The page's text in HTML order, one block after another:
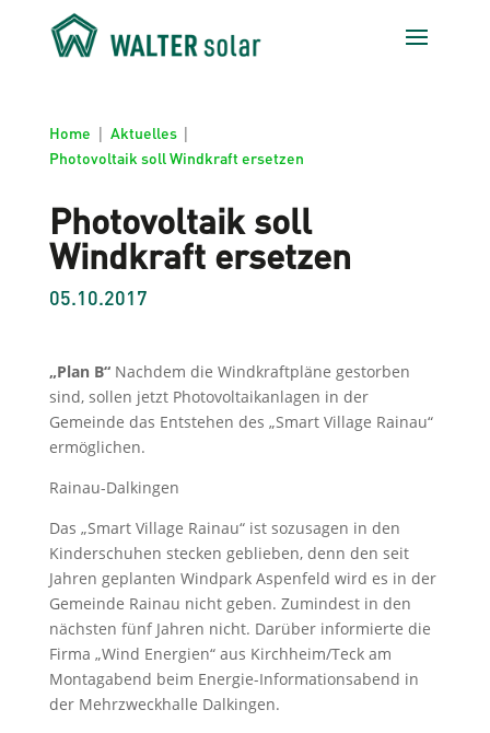
Home | Aktuelles |
Photovoltaik soll Windkraft ersetzen
Photovoltaik soll
Windkraft ersetzen
05.10.2017
„Plan B“Nachdem die Windkraftpläne gestorben
sind, sollen jetzt Photovoltaikanlagen in der
Gemeinde das Entstehen des „Smart Village Rainau“
ermöglichen.
Rainau-Dalkingen
Das „Smart Village Rainau“ ist sozusagen in den
Kinderschuhen stecken geblieben, denn den seit
Jahren geplanten Windpark Aspenfeld wird es in der
Gemeinde Rainau nicht geben. Zumindest in den
nächsten fünf Jahren nicht. Darüber informierte die
Firma „Wind Energien“ aus Kirchheim/Teck am
Montagabend beim Energie-Informationsabend in
der Mehrzweckhalle Dalkingen.